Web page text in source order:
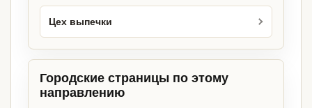
Цех выпечки
Городские страницы по этому
направлению